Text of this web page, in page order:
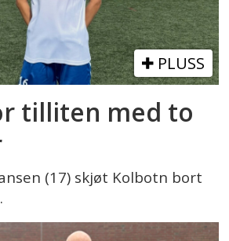
PLUSS
tilliten med to
(17) skjøt Kolbotn bort